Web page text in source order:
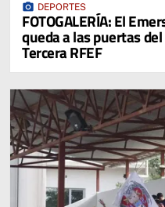
photo_camera DEPORTES
FOTOGALERÍA: El
queda a las puertas
Tercera RFEF